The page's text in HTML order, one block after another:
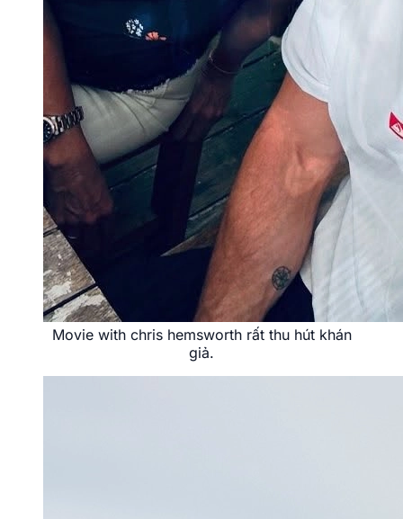
Movie with chris hemsworth rất thu hút khán
giả.